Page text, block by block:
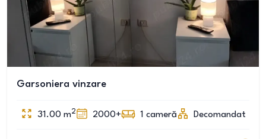
Garsoniera vinzare
31.00 m2 2000+ 1 cameră Decomandat